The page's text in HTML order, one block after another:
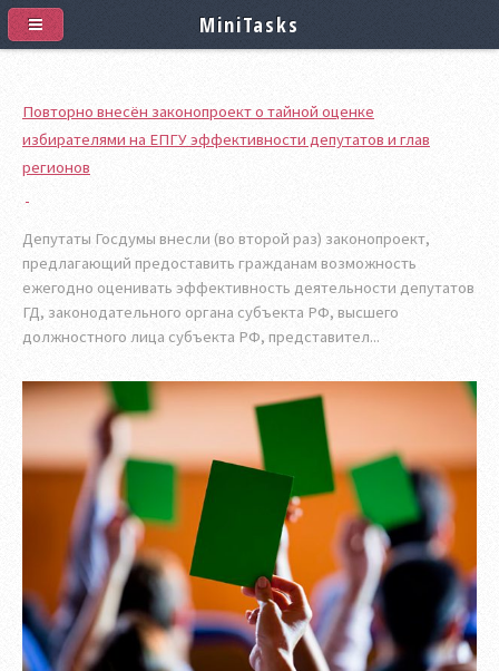
Повторно внесён законопроект о тайной оценке
избирателями на ЕПГУ эффективности депутатов и глав
регионов
Депутаты Госдумы внесли (во второй раз) законопроект,
предлагающий предоставить гражданам возможность
ежегодно оценивать эффективность деятельности депутатов
ГД, законодательного органа субъекта РФ, высшего
должностного лица субъекта РФ, представител...
MiniTasks